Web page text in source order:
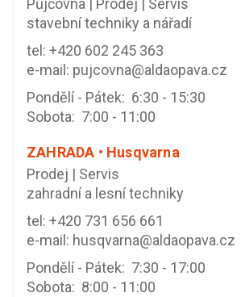
Půjčovna | Prodej | Servis
stavební techniky a nářadí
tel: +420 602 245 363
e-mail: pujcovna@aldaopava.cz
Pondělí - Pátek: 6:30 - 15:30
Sobota: 7:00 - 11:00
ZAHRADA • Husqvarna
Prodej | Servis
zahradní a lesní techniky
tel: +420 731 656 661
e-mail: husqvarna@aldaopava.cz
Pondělí - Pátek: 7:30 - 17:00
Sobota: 8:00 - 11:00